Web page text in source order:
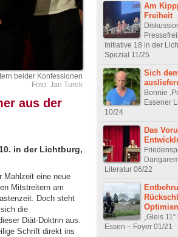
beider Konfessionen
Foto: Jan Turek
aus der
in der Lichtburg,
Mahlzeit eine neue
Mitstreitern am
Doch steht
die
Diät-Doktrin aus.
Schrift direkt ins
Am
Freiheit
Initiative 18 in der
Spezial 11/25
Sich
Bonnie
Essener
10/24
Das
Literatur 06/22
„Gleis
Essen – Foyer 01/21